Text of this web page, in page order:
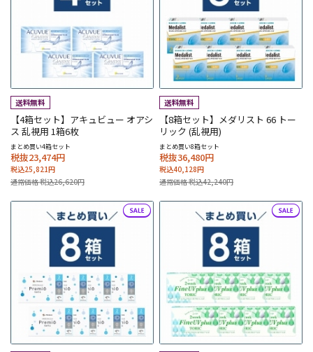
【4箱セット】アキュビュー オアシ
ス 乱視用 1箱6枚
まとめ買い4箱セット
税抜23,474円
税込25,821円
通常価格 税込26,620円
【8箱セット】メダリスト 66 トー
リック (乱視用)
まとめ買い8箱セット
税抜36,480円
税込40,128円
通常価格 税込42,240円